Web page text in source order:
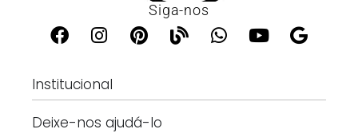
Siga-nos
Institucional
Deixe-nos ajudá-lo